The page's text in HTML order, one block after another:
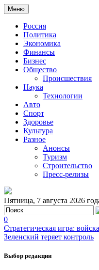
Меню
Россия
Политика
Экономика
Финансы
Бизнес
Общество
Происшествия
Наука
Технологии
Авто
Спорт
Здоровье
Культура
Разное
Анонсы
Туризм
Строительство
Пресс-релизы
Пятница, 7 августа 2026
0
Стратегическая игра:
Зеленский теряет контроль
Выбор редакции